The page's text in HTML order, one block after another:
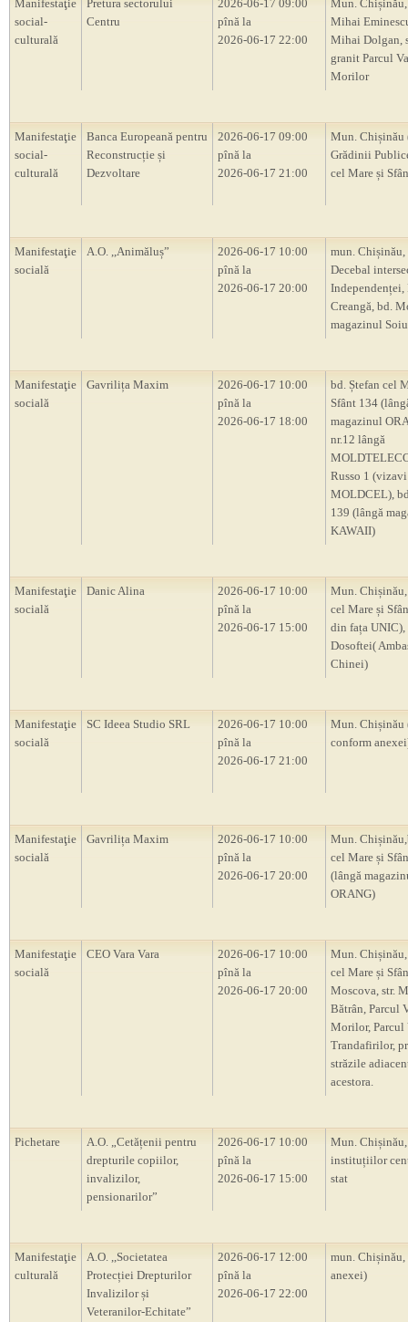
Manifestaţie
social-
culturală
Pretura sectorului
Centru
2026-06-17 09:00
pînă la
2026-06-17 22:00
Mun.
Mihai
Mihai Dolgan,
granit Parcul
Morilor
Manifestaţie
social-
culturală
Banca Europeană pentru
Reconstrucție și
Dezvoltare
2026-06-17 09:00
pînă la
2026-06-17 21:00
Mun. Chișinău
Grădinii
cel Mare și
Manifestaţie
socială
A.O. ,,Animăluș”
2026-06-17 10:00
pînă la
2026-06-17 20:00
mun. Chișinău,
Decebal
Independenței,
Creangă, bd.
magazinul
Manifestaţie
socială
Gavrilița Maxim
2026-06-17 10:00
pînă la
2026-06-17 18:00
bd. Ștefan cel
Sfânt 134
magazinul
nr.12 lângă
Russo 1 (vizavi
MOLDCEL),
139 (lângă
KAWAII)
Manifestaţie
socială
Danic Alina
2026-06-17 10:00
pînă la
2026-06-17 15:00
Mun.
cel Mare și
din fața UNIC),
Dosoftei(
Chinei)
Manifestaţie
socială
SC Ideea Studio SRL
2026-06-17 10:00
pînă la
2026-06-17 21:00
Mun.
conform
Manifestaţie
socială
Gavrilița Maxim
2026-06-17 10:00
pînă la
2026-06-17 20:00
Mun.
cel Mare și
(lângă
ORANG)
Manifestaţie
socială
CEO Vara Vara
2026-06-17 10:00
pînă la
2026-06-17 20:00
Mun.
cel Mare și
Moscova, str.
Bătrân, Parcul
Morilor, Parcul
Trandafirilor,
străzile
acestora.
Pichetare
A.O. „Cetățenii pentru
drepturile copiilor,
invalizilor,
pensionarilor”
2026-06-17 10:00
pînă la
2026-06-17 15:00
Mun.
instituțiilor
stat
Manifestaţie
culturală
A.O. ,,Societatea
Protecției Drepturilor
Invalizilor și
Veteranilor-Echitate”
2026-06-17 12:00
pînă la
2026-06-17 22:00
mun.
anexei)